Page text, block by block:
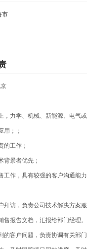
市
，力学、机械、新能源、电气或
用；；
的工作；
背景者优先；
工作，具有较强的客户沟通能
拜访，负责公司技术解决方案
售报告文档，汇报给部门经理
的客户问题，负责协调有关部